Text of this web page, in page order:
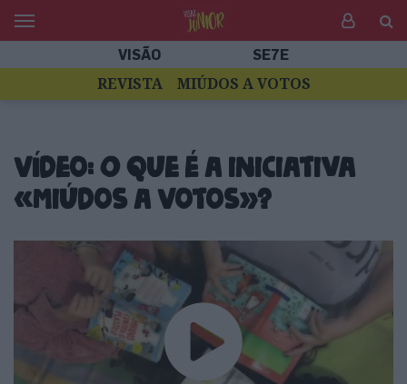
VISÃO SE7E
REVISTA MIÚDOS A VOTOS
Vídeo: O que é a iniciativa
«Miúdos a Votos»?